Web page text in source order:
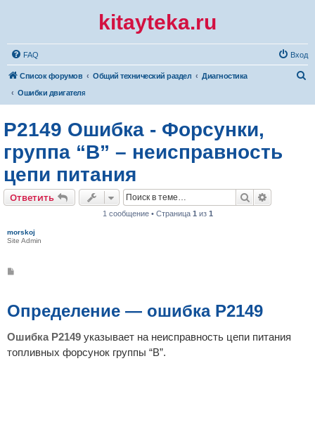
kitayteka.ru
FAQ Вход
Список форумов Общий технический раздел
Диагностика
Ошибки двигателя
P2149 Ошибка - Форсунки,
группа “B” – неисправность
цепи питания
Ответить Поиск
1 сообщение • Страница 1 из 1
morskoj
Site Admin
щ
е
е
Определение — ошибка P2149
Ошибка P2149 указывает на неисправность цепи питания
топливных форсунок группы “B”.